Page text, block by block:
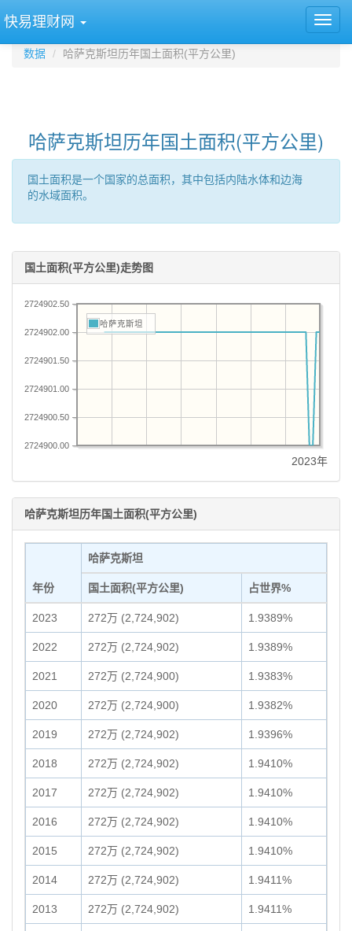
快易理财网
数据 哈萨克斯坦历年国土面积(平方公里)
哈萨克斯坦历年国土面积(平方公里)
国土面积是一个国家的总面积，其中包括内陆水体和边海
的水域面积。
国土面积(平方公里)走势图
2724900.00
2724900.50
2724901.00
2724901.50
2724902.00
2724902.50
哈萨克斯坦
2023年
哈萨克斯坦历年国土面积(平方公里)
年份
哈萨克斯坦
国土面积(平方公里) 占世界%
2023 272万 (2,724,902) 1.9389%
2022 272万 (2,724,902) 1.9389%
2021 272万 (2,724,900) 1.9383%
2020 272万 (2,724,900) 1.9382%
2019 272万 (2,724,902) 1.9396%
2018 272万 (2,724,902) 1.9410%
2017 272万 (2,724,902) 1.9410%
2016 272万 (2,724,902) 1.9410%
2015 272万 (2,724,902) 1.9410%
2014 272万 (2,724,902) 1.9411%
2013 272万 (2,724,902) 1.9411%